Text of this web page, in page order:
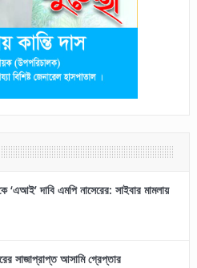
‘এআই’ দাবি এমপি নাসেরের: সাইবার মামলায়
সাজাপ্রাপ্ত আসামি গ্রেপ্তার